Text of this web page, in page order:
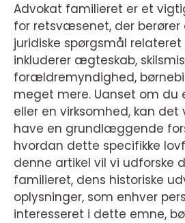
Advokat familieret er et
for retsvæsenet, der
juridiske spørgsmål
inkluderer ægteskab,
forældremyndighed,
meget mere. Uanset om du
eller en virksomhed, kan
have en grundlæggende
hvordan dette specifikke
denne artikel vil vi udforske
familieret, dens historiske
oplysninger, som enhver
interesseret i dette emne,